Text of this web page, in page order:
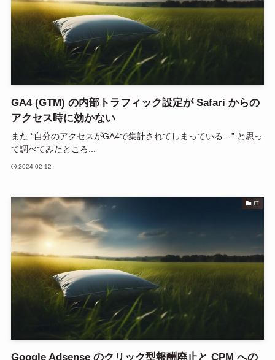
GA4 (GTM) の内部トラフィック設定が Safari からの
アクセス時に効かない
また “自分のアクセスがGA4で集計されてしまっている…” と思っ
て調べてみたところ...
2024-02-12
IT
Google Adsense のクリック型報酬廃止と CPM への